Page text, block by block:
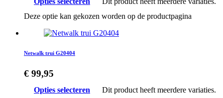
Deze optie kan gekozen worden op de productpagina
Netwalk trui G20404
€ 99,95
Opties selecteren
Dit product heeft meerdere variaties.